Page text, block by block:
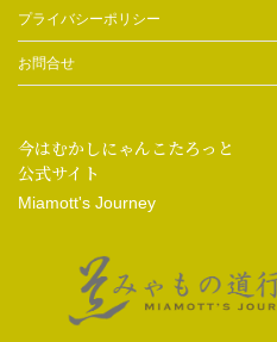
プライバシーポリシー
お問合せ
今はむかしにゃんこたろっと
公式サイト
Miamott's Journey